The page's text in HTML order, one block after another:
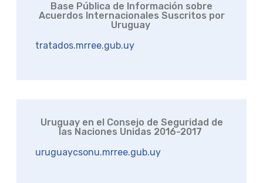
Base Pública de Información sobre
Acuerdos Internacionales Suscritos por
Uruguay
tratados.mrree.gub.uy
Uruguay en el Consejo de Seguridad de
las Naciones Unidas 2016-2017
uruguaycsonu.mrree.gub.uy